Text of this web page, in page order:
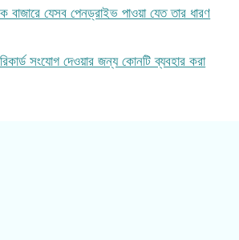
বাজারে যেসব পেনড্রাইভ পাওয়া যেত তার ধারণ
সংযোগ দেওয়ার জন্য কোনটি ব্যবহার করা